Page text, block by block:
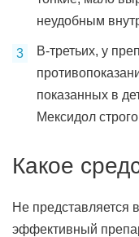
неудобным
В-третьих, у
показанных в
Мексидол
Какое
Не представляется
эффективный